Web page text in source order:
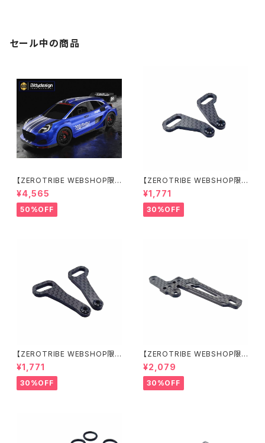
セール中の商品
【ZEROTRIBE WEBSHOP限
定価格】BDRX-190P10R P1
0R クリアーボディ 1/10 ラリー
190mm ライトウェイト
¥4,565
50%OFF
【ZEROTRIBE WEBSHOP限
定価格】RCM-X4-CSAR カ
ーボンリアステアリングアームセ
ット XRAY X4用
¥1,771
30%OFF
【ZEROTRIBE WEBSHOP限
定価格】RCM-X4-CSAF カ
ーボンフロントステアリングアー
ムセット XRAY X4用
¥1,771
30%OFF
【ZEROTRIBE WEBSHOP限
定価格】RCM-X4-FSM-F G
eoCarbon フローティングフロ
ントサーボマウント XRAY X4用
¥2,079
30%OFF